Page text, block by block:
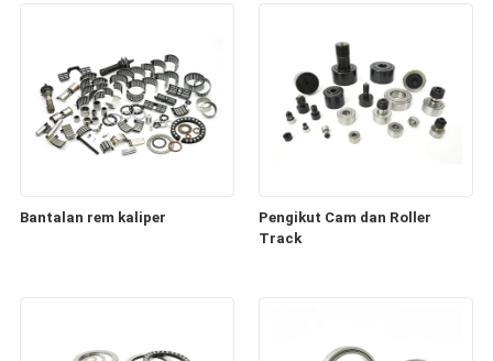
Bantalan rem kaliper
Pengikut Cam dan Roller
Track